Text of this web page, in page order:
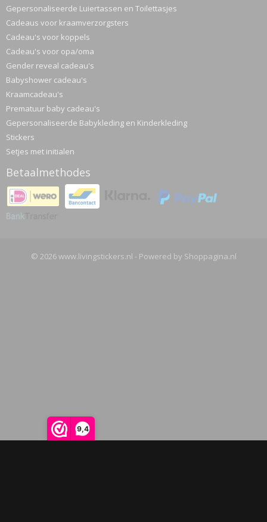
9,4
Gepersonaliseerde Luiertassen en Toilettasjes
Cadeaus voor kraamverzorgsters
Cadeau's voor koppels
Cadeau's voor opa/oma
Gender reveal cadeau's
Babyshower cadeau's
Kraamcadeau's
Prematuur baby cadeau's
Gepersonaliseerde Babykleding en Kinderkleding
Stickers
Setjes met initialen
Betaalmethodes
© 2026 www.livingstickers.nl - Powered by Shoppagina.nl